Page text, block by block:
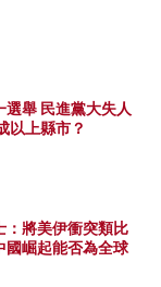
選舉 民進黨大失人
以上縣市？
：將美伊衝突類比
國崛起能否為全球